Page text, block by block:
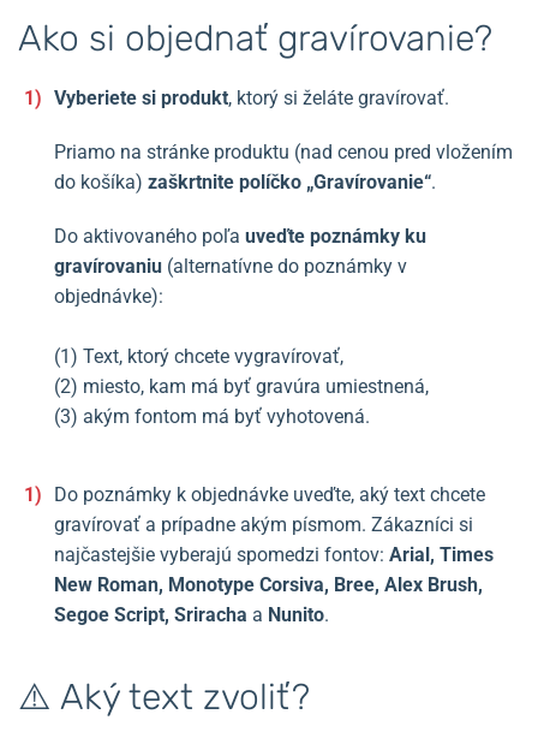
Ako si objednať gravírovanie?
Vyberiete si produkt, ktorý si želáte gravírovať.
Priamo na stránke produktu (nad cenou pred vložením
do košíka) zaškrtnite políčko „Gravírovanie“.
Do aktivovaného poľa uveďte poznámky ku
gravírovaniu (alternatívne do poznámky v
objednávke):
(1) Text, ktorý chcete vygravírovať,
(2) miesto, kam má byť gravúra umiestnená,
(3) akým fontom má byť vyhotovená.
Do poznámky k objednávke uveďte, aký text chcete
gravírovať a prípadne akým písmom. Zákazníci si
najčastejšie vyberajú spomedzi fontov: Arial, Times
New Roman, Monotype Corsiva, Bree, Alex Brush,
Segoe Script, Sriracha a Nunito.
⚠️ Aký text zvoliť?